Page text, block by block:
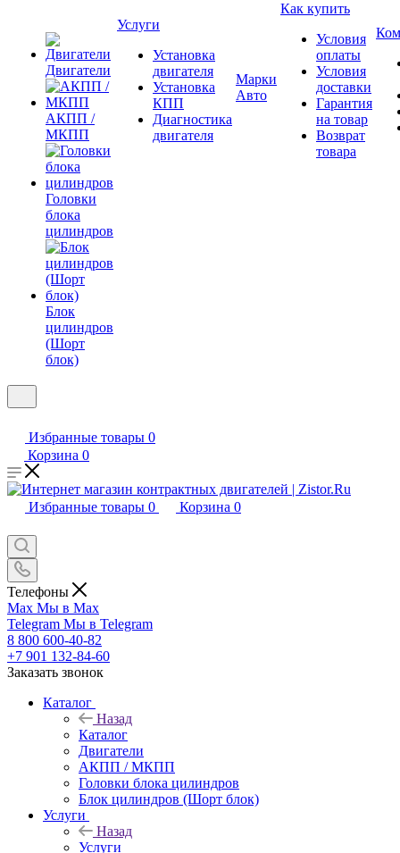
Двигатели
АКПП /
МКПП
Головки
блока
цилиндров
Блок
цилиндров
(Шорт
блок)
Услуги
Установка
двигателя
Установка
КПП
Диагностика
двигателя
Марки
Авто
Как купить
Условия
оплаты
Условия
доставки
Гарантия
на товар
Возврат
товара
Избранные товары 0
Корзина 0
Избранные товары 0 Корзина 0
Телефоны
Max Мы в Max
Telegram Мы в Telegram
8 800 600-40-82
+7 901 132-84-60
Заказать звонок
Каталог
Назад
Каталог
Двигатели
АКПП / МКПП
Головки блока цилиндров
Блок цилиндров (Шорт блок)
Услуги
Назад
Услуги